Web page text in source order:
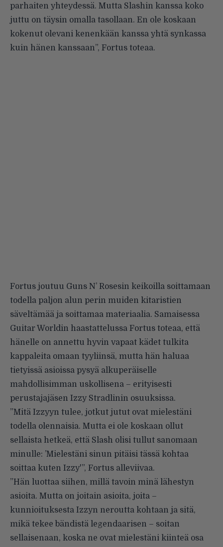
parhaiten yhteydessä. Mutta Slashin kanssa koko
juttu on täysin omalla tasollaan. En ole koskaan
kokenut olevani kenenkään kanssa yhtä synkassa
kuin hänen kanssaan”, Fortus toteaa.
Fortus joutuu Guns N’ Rosesin keikoilla soittamaan
todella paljon alun perin muiden kitaristien
säveltämää ja soittamaa materiaalia. Samaisessa
Guitar Worldin haastattelussa Fortus toteaa, että
hänelle on annettu hyvin vapaat kädet tulkita
kappaleita omaan tyyliinsä, mutta hän haluaa
tietyissä asioissa pysyä alkuperäiselle
mahdollisimman uskollisena – erityisesti
perustajajäsen Izzy Stradlinin osuuksissa.
”Mitä Izzyyn tulee, jotkut jutut ovat mielestäni
todella olennaisia. Mutta ei ole koskaan ollut
sellaista hetkeä, että Slash olisi tullut sanomaan
minulle: ’Mielestäni sinun pitäisi tässä kohtaa
soittaa kuten Izzy'”, Fortus alleviivaa.
”Hän luottaa siihen, millä tavoin minä lähestyn
asioita. Mutta on joitain asioita, joita –
kunnioituksesta Izzyn neroutta kohtaan ja sitä,
mikä tekee bändistä legendaarisen – soitan
sellaisenaan, koska ne ovat mielestäni kiinteä osa